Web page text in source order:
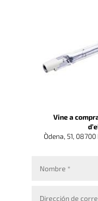
Vine a
Òdena, 51,